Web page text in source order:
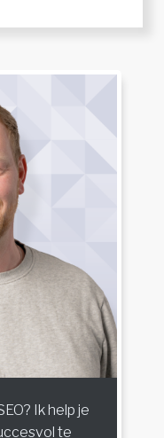
Ik help je
te